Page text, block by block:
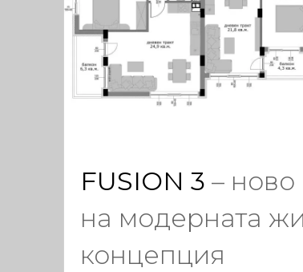
FUSION 3 –
на модерната
концепция